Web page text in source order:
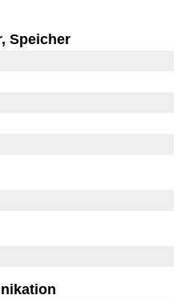
Speicher